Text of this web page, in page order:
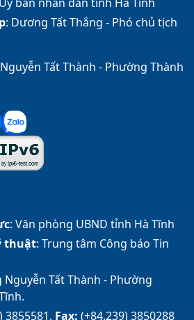
: Dương Tất Thắng - Phó chủ tịch
Tất Thành - Phường Thành
: Văn phòng UBND tỉnh Hà Tĩnh
thuật: Trung tâm Công báo Tin
Nguyễn Tất Thành - Phường
3855581, Fax: (+84.239) 3850288